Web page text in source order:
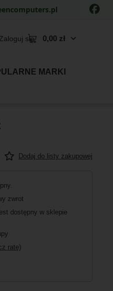
Zaloguj się 0,00 zł
MARKI
Dodaj do listy zakupowej
zwrot
dostępny w sklepie
ratę)